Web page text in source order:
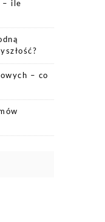
– ile
– co